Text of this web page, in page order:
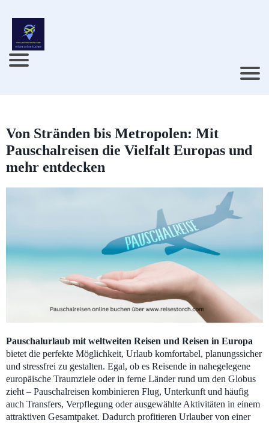
Von Stränden bis Metropolen: Mit
Pauschalreisen die Vielfalt Europas und
mehr entdecken
Pauschalurlaub mit weltweiten Reisen und Reisen in Europa
bietet die perfekte Möglichkeit, Urlaub komfortabel, planungssicher
und stressfrei zu gestalten. Egal, ob es Reisende in nahegelegene
europäische Traumziele oder in ferne Länder rund um den Globus
zieht – Pauschalreisen kombinieren Flug, Unterkunft und häufig
auch Transfers, Verpflegung oder ausgewählte Aktivitäten in einem
attraktiven Gesamtpaket. Dadurch profitieren Urlauber von einer